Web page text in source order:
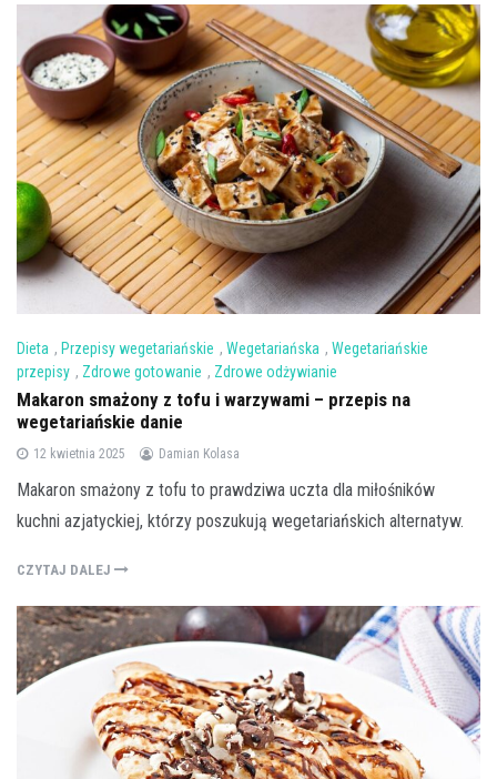
Dieta , Przepisy wegetariańskie , Wegetariańska , Wegetariańskie
przepisy , Zdrowe gotowanie , Zdrowe odżywianie
Makaron smażony z tofu i warzywami – przepis na
wegetariańskie danie
12 kwietnia 2025 Damian Kolasa
Makaron smażony z tofu to prawdziwa uczta dla miłośników
kuchni azjatyckiej, którzy poszukują wegetariańskich alternatyw.
CZYTAJ DALEJ